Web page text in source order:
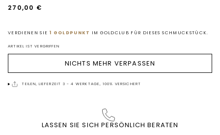
270,00 €
VERDIENEN SIE 1 GOLDPUNKT IM GOLDCLUB FÜR DIESES SCHMUCKSTÜCK.
ARTIKEL IST VERGRIFFEN
NICHTS MEHR VERPASSEN
TEILEN, LIEFERZEIT 3 - 4 WERKTAGE, 100% VERSICHERT
LASSEN SIE SICH PERSÖNLICH BERATEN